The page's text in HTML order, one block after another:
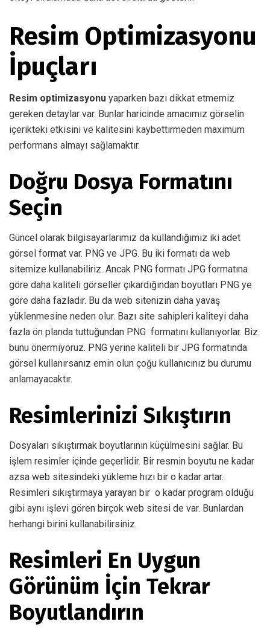
Resim Optimizasyonu
İpuçları
Resim optimizasyonu yaparken bazı dikkat etmemiz
gereken detaylar var. Bunlar haricinde amacımız görselin
içerikteki etkisini ve kalitesini kaybettirmeden maximum
performans almayı sağlamaktır.
Doğru Dosya Formatını
Seçin
Güncel olarak bilgisayarlarımız da kullandığımız iki adet
görsel format var. PNG ve JPG. Bu iki formatı da web
sitemize kullanabiliriz. Ancak PNG formatı JPG formatına
göre daha kaliteli görseller çıkardığından boyutları PNG ye
göre daha fazladır. Bu da web sitenizin daha yavaş
yüklenmesine neden olur. Bazı site sahipleri kaliteyi daha
fazla ön planda tuttuğundan PNG formatını kullanıyorlar. Biz
bunu önermiyoruz. PNG yerine kaliteli bir JPG formatında
görsel kullanırsanız emin olun çoğu kullanıcınız bu durumu
anlamayacaktır.
Resimlerinizi Sıkıştırın
Dosyaları sıkıştırmak boyutlarının küçülmesini sağlar. Bu
işlem resimler içinde geçerlidir. Bir resmin boyutu ne kadar
azsa web sitesindeki yükleme hızı bir o kadar artar.
Resimleri sıkıştırmaya yarayan bir o kadar program olduğu
gibi aynı işlevi gören birçok web sitesi de var. Bunlardan
herhangi birini kullanabilirsiniz.
Resimleri En Uygun
Görünüm İçin Tekrar
Boyutlandırın